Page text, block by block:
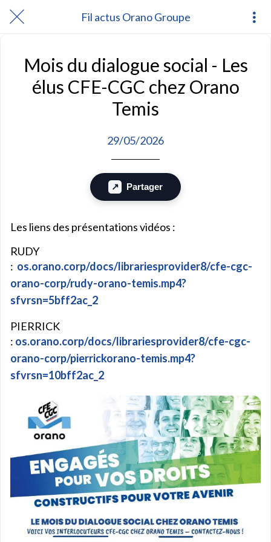
Fil actus Orano Groupe
Mois du dialogue social - Les
élus CFE-CGC chez Orano
Temis
29/05/2026
Partager
Les liens des présentations vidéos :
RUDY
: os.orano.corp/docs/librariesprovider8/cfe-cgc-
orano-corp/rudy-orano-temis.mp4?
sfvrsn=5bff2ac_2
PIERRICK
: os.orano.corp/docs/librariesprovider8/cfe-cgc-
orano-corp/pierrickorano-temis.mp4?
sfvrsn=10bff2ac_2